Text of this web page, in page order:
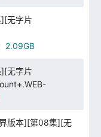
无字片
2.09GB
无字片
版本][第08集][无